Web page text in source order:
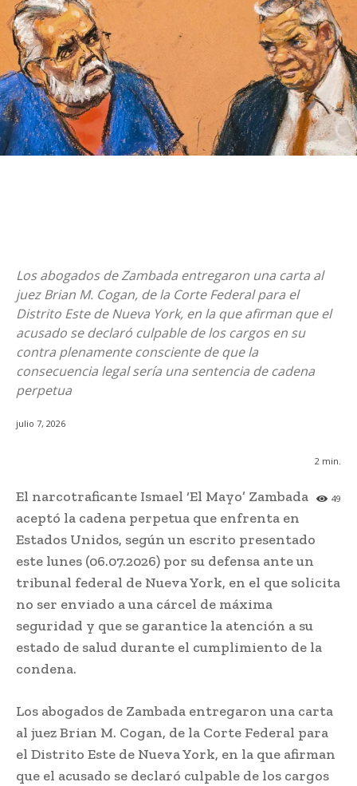
Los abogados de Zambada entregaron una carta al
juez Brian M. Cogan, de la Corte Federal para el
Distrito Este de Nueva York, en la que afirman que el
acusado se declaró culpable de los cargos en su
contra plenamente consciente de que la
consecuencia legal sería una sentencia de cadena
perpetua
julio 7, 2026
2 min.
49
El narcotraficante Ismael ‘El Mayo’ Zambada
aceptó la cadena perpetua que enfrenta en
Estados Unidos, según un escrito presentado
este lunes (06.07.2026) por su defensa ante un
tribunal federal de Nueva York, en el que solicita
no ser enviado a una cárcel de máxima
seguridad y que se garantice la atención a su
estado de salud durante el cumplimiento de la
condena.
Los abogados de Zambada entregaron una carta
al juez Brian M. Cogan, de la Corte Federal para
el Distrito Este de Nueva York, en la que afirman
que el acusado se declaró culpable de los cargos